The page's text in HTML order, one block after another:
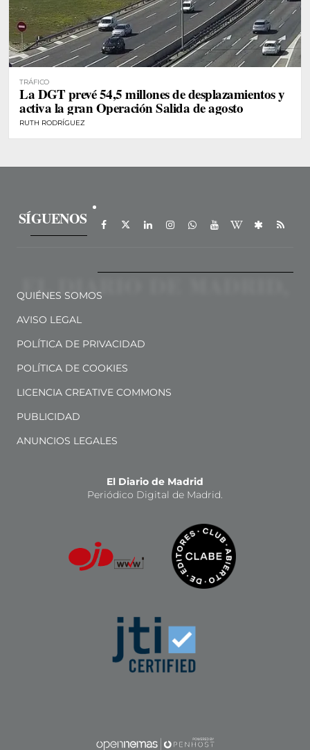
TRÁFICO
La DGT prevé 54,5 millones de desplazamientos y
activa la gran Operación Salida de agosto
RUTH RODRÍGUEZ
SÍGUENOS
QUIÉNES SOMOS
AVISO LEGAL
POLÍTICA DE PRIVACIDAD
POLÍTICA DE COOKIES
LICENCIA CREATIVE COMMONS
PUBLICIDAD
ANUNCIOS LEGALES
El Diario de Madrid
Periódico Digital de Madrid.